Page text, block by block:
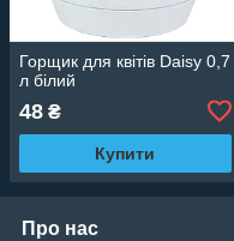
Горщик для квітів Daisy 0,7
л білий
48 ₴
Купити
Про нас